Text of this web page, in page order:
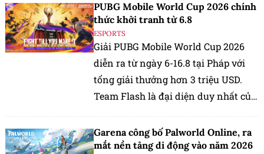
PUBG Mobile World Cup 2026 chính
thức khởi tranh từ 6.8
ESPORTS
Giải PUBG Mobile World Cup 2026
diễn ra từ ngày 6-16.8 tại Pháp với
tổng giải thưởng hơn 3 triệu USD.
Team Flash là đại diện duy nhất của
32 đội tuyển hàng đầu.
Garena công bố Palworld Online, ra
mắt nền tảng di động vào năm 2026